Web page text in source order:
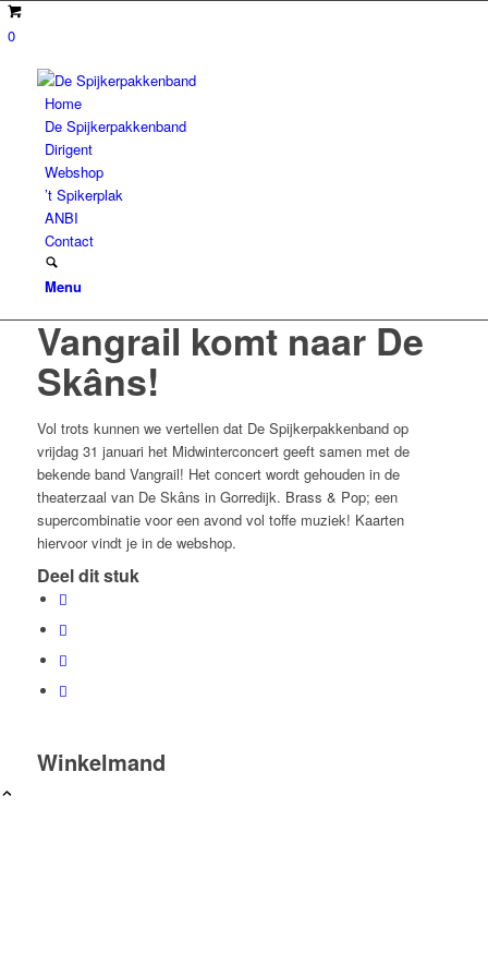
0
Home
De Spijkerpakkenband
Dirigent
Webshop
’t Spikerplak
ANBI
Contact
Menu
Vangrail komt naar De
Skâns!
Vol trots kunnen we vertellen dat De Spijkerpakkenband op
vrijdag 31 januari het Midwinterconcert geeft samen met de
bekende band Vangrail! Het concert wordt gehouden in de
theaterzaal van De Skâns in Gorredijk. Brass & Pop; een
supercombinatie voor een avond vol toffe muziek! Kaarten
hiervoor vindt je in de webshop.
Deel dit stuk
Winkelmand